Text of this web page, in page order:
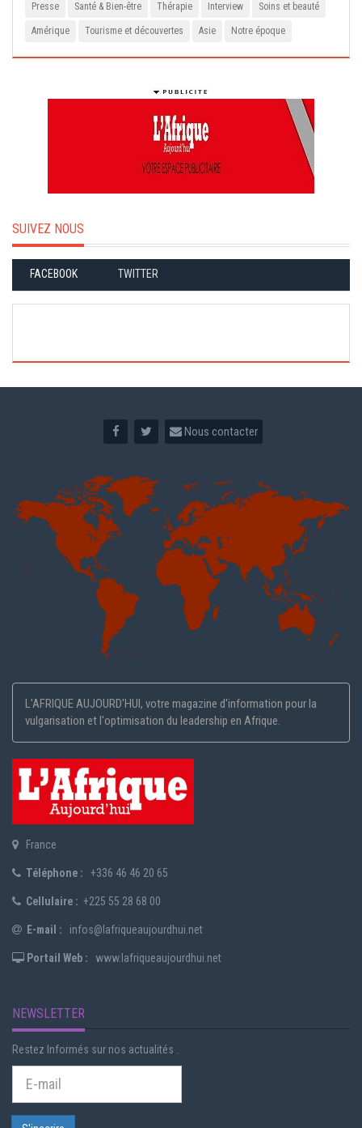
Presse Santé & Bien-être Thérapie Interview Soins et beauté
Amérique Tourisme et découvertes Asie Notre époque
SUIVEZ NOUS
FACEBOOK TWITTER
Nous contacter
L'AFRIQUE AUJOURD'HUI, votre magazine d'information pour la
vulgarisation et l'optimisation du leadership en Afrique.
France
Téléphone : +336 46 46 20 65
Cellulaire : +225 55 28 68 00
E-mail : infos@lafriqueaujourdhui.net
Portail Web : www.lafriqueaujourdhui.net
NEWSLETTER
Restez Informés sur nos actualités .